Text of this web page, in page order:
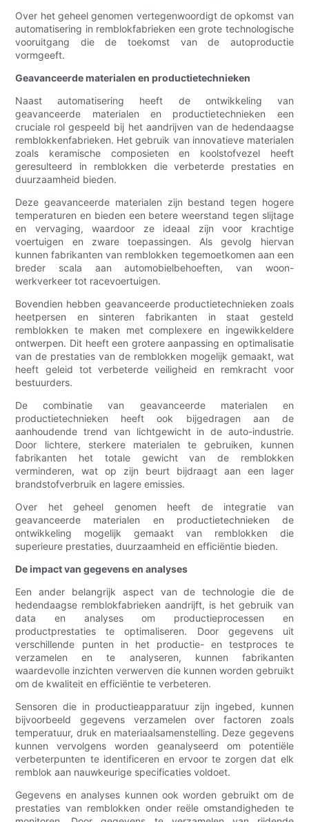
Over het geheel genomen vertegenwoordigt de opkomst van
automatisering in remblokfabrieken een grote technologische
vooruitgang die de toekomst van de autoproductie
vormgeeft.
Geavanceerde materialen en productietechnieken
Naast automatisering heeft de ontwikkeling van
geavanceerde materialen en productietechnieken een
cruciale rol gespeeld bij het aandrijven van de hedendaagse
remblokkenfabrieken. Het gebruik van innovatieve materialen
zoals keramische composieten en koolstofvezel heeft
geresulteerd in remblokken die verbeterde prestaties en
duurzaamheid bieden.
Deze geavanceerde materialen zijn bestand tegen hogere
temperaturen en bieden een betere weerstand tegen slijtage
en vervaging, waardoor ze ideaal zijn voor krachtige
voertuigen en zware toepassingen. Als gevolg hiervan
kunnen fabrikanten van remblokken tegemoetkomen aan een
breder scala aan automobielbehoeften, van woon-
werkverkeer tot racevoertuigen.
Bovendien hebben geavanceerde productietechnieken zoals
heetpersen en sinteren fabrikanten in staat gesteld
remblokken te maken met complexere en ingewikkeldere
ontwerpen. Dit heeft een grotere aanpassing en optimalisatie
van de prestaties van de remblokken mogelijk gemaakt, wat
heeft geleid tot verbeterde veiligheid en remkracht voor
bestuurders.
De combinatie van geavanceerde materialen en
productietechnieken heeft ook bijgedragen aan de
aanhoudende trend van lichtgewicht in de auto-industrie.
Door lichtere, sterkere materialen te gebruiken, kunnen
fabrikanten het totale gewicht van de remblokken
verminderen, wat op zijn beurt bijdraagt ​​aan een lager
brandstofverbruik en lagere emissies.
Over het geheel genomen heeft de integratie van
geavanceerde materialen en productietechnieken de
ontwikkeling mogelijk gemaakt van remblokken die
superieure prestaties, duurzaamheid en efficiëntie bieden.
De impact van gegevens en analyses
Een ander belangrijk aspect van de technologie die de
hedendaagse remblokfabrieken aandrijft, is het gebruik van
data en analyses om productieprocessen en
productprestaties te optimaliseren. Door gegevens uit
verschillende punten in het productie- en testproces te
verzamelen en te analyseren, kunnen fabrikanten
waardevolle inzichten verwerven die kunnen worden gebruikt
om de kwaliteit en efficiëntie te verbeteren.
Sensoren die in productieapparatuur zijn ingebed, kunnen
bijvoorbeeld gegevens verzamelen over factoren zoals
temperatuur, druk en materiaalsamenstelling. Deze gegevens
kunnen vervolgens worden geanalyseerd om potentiële
verbeterpunten te identificeren en ervoor te zorgen dat elk
remblok aan nauwkeurige specificaties voldoet.
Gegevens en analyses kunnen ook worden gebruikt om de
prestaties van remblokken onder reële omstandigheden te